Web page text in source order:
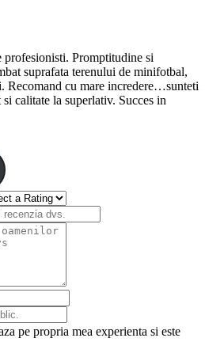
Promptitudine si
suprafata terenului de minifotbal,
Recomand cu mare incredere…sunteti
calitate la superlativ. Succes in
pe propria mea experienta si este